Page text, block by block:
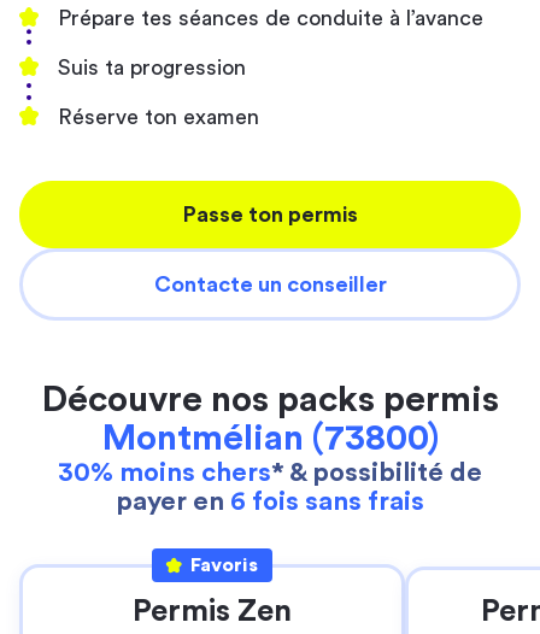
Prépare tes séances de conduite à l’avance
Suis ta progression
Réserve ton examen
Passe ton permis
Contacte un conseiller
Découvre nos packs permis
Montmélian (73800)
30% moins chers* & possibilité de
payer en 6 fois sans frais
Favoris
Permis Zen